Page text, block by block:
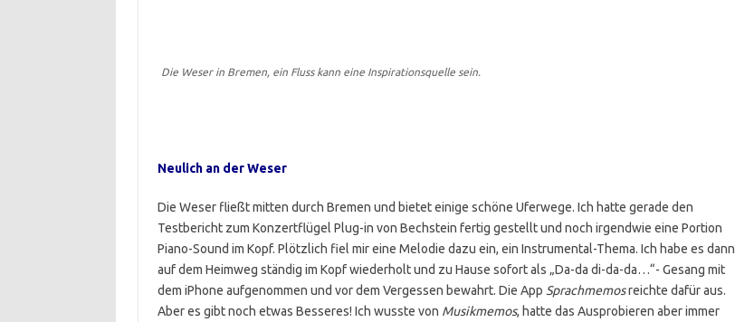
Die Weser in Bremen, ein Fluss kann eine Inspirationsquelle sein.
Neulich an der Weser
Die Weser fließt mitten durch Bremen und bietet einige schöne Uferwege. Ich hatte gerade den
Testbericht zum Konzertflügel Plug-in von Bechstein fertig gestellt und noch irgendwie eine Portion
Piano-Sound im Kopf. Plötzlich fiel mir eine Melodie dazu ein, ein Instrumental-Thema. Ich habe es dann
auf dem Heimweg ständig im Kopf wiederholt und zu Hause sofort als „Da-da di-da-da…“- Gesang mit
dem iPhone aufgenommen und vor dem Vergessen bewahrt. Die App Sprachmemosreichte dafür aus.
Aber es gibt noch etwas Besseres! Ich wusste von Musikmemos, hatte das Ausprobieren aber immer